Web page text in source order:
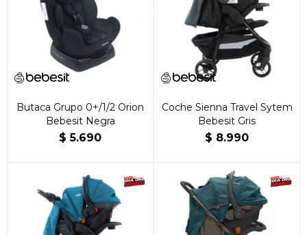
Butaca Grupo 0+/1/2 Orion
Bebesit Negra
$ 5.690
Coche Sienna Travel Sytem
Bebesit Gris
$ 8.990